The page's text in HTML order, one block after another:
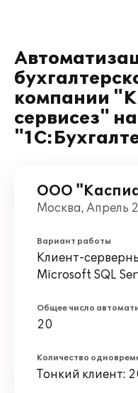
компании
сервисез"
ООО
Москва, Апрель
Вариант работы
Клиент-
Microsoft SQL
Общее число
20
Количество
Тонкий клиент: